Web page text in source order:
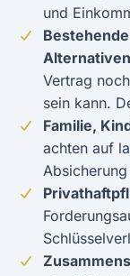
und
Vertrag
sein kann.
Familie,
achten auf